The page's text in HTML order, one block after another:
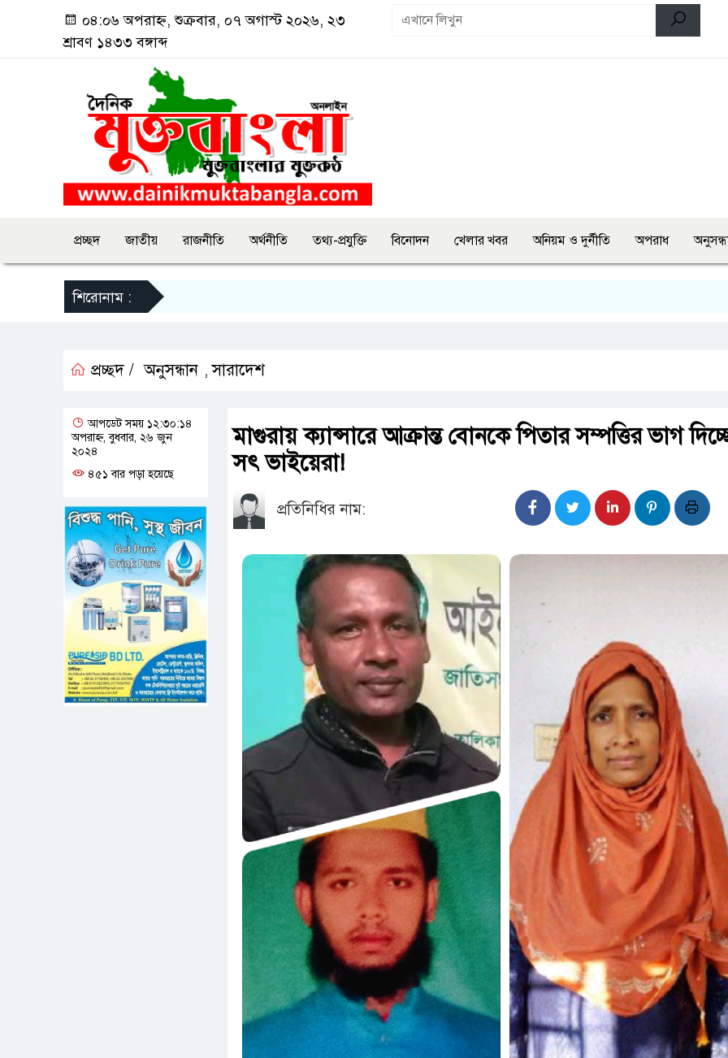
০৪:০৬ অপরাহ্ন, শুক্রবার, ০৭ অগাস্ট ২০২৬, ২৩
শ্রাবণ ১৪৩৩ বঙ্গাব্দ
প্রচ্ছদ জাতীয় রাজনীতি অর্থনীতি তথ্য-প্রযুক্তি বিনোদন খেলার খবর অনিয়ম ও দুর্নীতি অপরাধ
শিরোনাম :
প্রচ্ছদ / অনুসন্ধান ,সারাদেশ
মাগুরায় ক্যান্সারে আক্রান্ত বোনকে পিতার সম্পত্তির ভাগ
সৎ ভাইয়েরা!
প্রতিনিধির নাম:
আপডেট সময় ১২:৩০:১৪
অপরাহ্ন, বুধবার, ২৬ জুন
২০২৪
৪৫১ বার পড়া হয়েছে